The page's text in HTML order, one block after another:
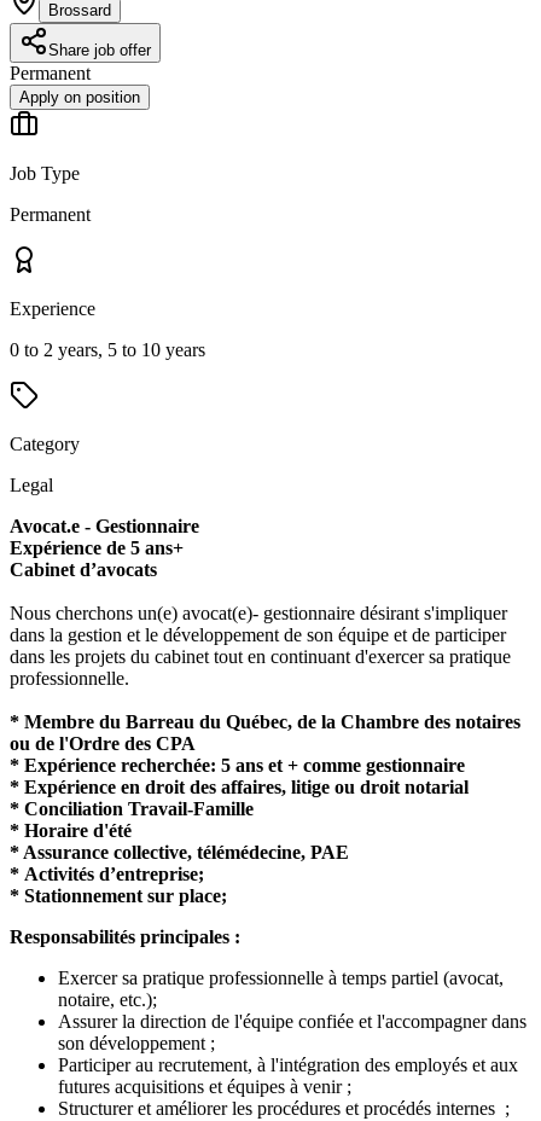
Brossard
Share job offer
Permanent
Apply on position
Job Type
Permanent
Experience
0 to 2 years, 5 to 10 years
Category
Legal
Avocat.e - Gestionnaire
Expérience de 5 ans+
Cabinet d’avocats
Nous cherchons un(e) avocat(e)- gestionnaire désirant s'impliquer
dans la gestion et le développement de son équipe et de participer
dans les projets du cabinet tout en continuant d'exercer sa pratique
professionnelle.
* Membre du Barreau du Québec, de la Chambre des notaires
ou de l'Ordre des CPA
* Expérience recherchée: 5 ans et + comme gestionnaire
* Expérience en droit des affaires, litige ou droit notarial
* Conciliation Travail-Famille
* Horaire d'été
* Assurance collective, télémédecine, PAE
* Activités d’entreprise;
* Stationnement sur place;
Responsabilités principales :
Exercer sa pratique professionnelle à temps partiel (avocat,
notaire, etc.);
Assurer la direction de l'équipe confiée et l'accompagner dans
son développement ;
Participer au recrutement, à l'intégration des employés et aux
futures acquisitions et équipes à venir ;
Structurer et améliorer les procédures et procédés internes ;